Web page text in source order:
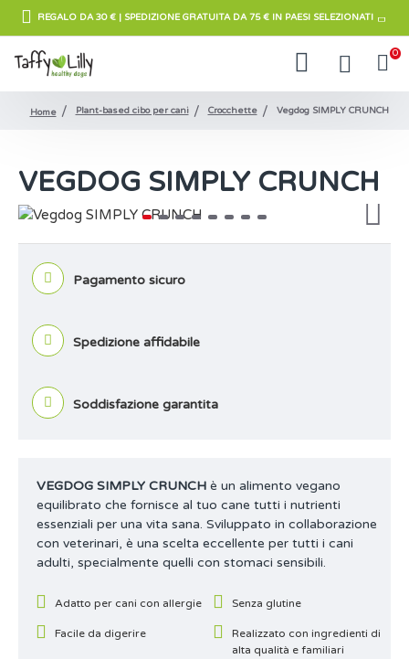
REGALO DA 30 € | SPEDIZIONE GRATUITA DA 75 € IN PAESI SELEZIONATI
0
Home Plant-based cibo per cani Crocchette Vegdog SIMPLY CRUNCH
VEGDOG SIMPLY CRUNCH
Pagamento sicuro
Spedizione affidabile
Soddisfazione garantita
VEGDOG SIMPLY CRUNCH è un alimento vegano
equilibrato che fornisce al tuo cane tutti i nutrienti
essenziali per una vita sana. Sviluppato in collaborazione
con veterinari, è una scelta eccellente per tutti i cani
adulti, specialmente quelli con stomaci sensibili.
Adatto per cani con allergie Senza glutine
Facile da digerire
Realizzato con ingredienti di
alta qualità e familiari